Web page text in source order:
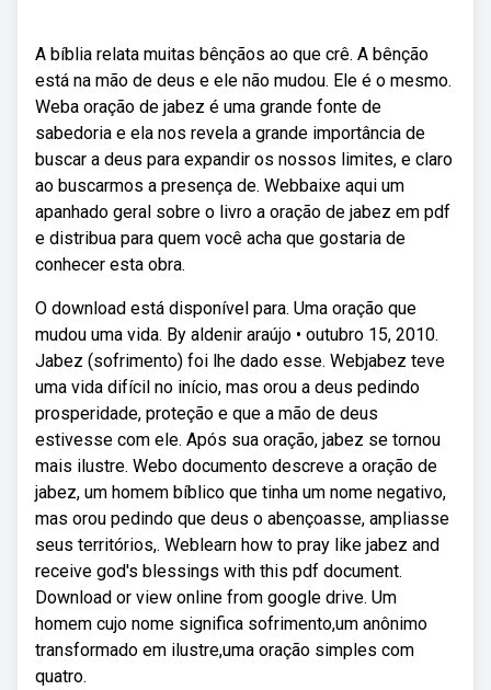
A bíblia relata muitas bênçãos ao que crê. A bênção
está na mão de deus e ele não mudou. Ele é o mesmo.
Weba oração de jabez é uma grande fonte de
sabedoria e ela nos revela a grande importância de
buscar a deus para expandir os nossos limites, e claro
ao buscarmos a presença de. Webbaixe aqui um
apanhado geral sobre o livro a oração de jabez em pdf
e distribua para quem você acha que gostaria de
conhecer esta obra.
O download está disponível para. Uma oração que
mudou uma vida. By aldenir araújo • outubro 15, 2010.
Jabez (sofrimento) foi lhe dado esse. Webjabez teve
uma vida difícil no início, mas orou a deus pedindo
prosperidade, proteção e que a mão de deus
estivesse com ele. Após sua oração, jabez se tornou
mais ilustre. Webo documento descreve a oração de
jabez, um homem bíblico que tinha um nome negativo,
mas orou pedindo que deus o abençoasse, ampliasse
seus territórios,. Weblearn how to pray like jabez and
receive god's blessings with this pdf document.
Download or view online from google drive. Um
homem cujo nome significa sofrimento,um anônimo
transformado em ilustre,uma oração simples com
quatro.